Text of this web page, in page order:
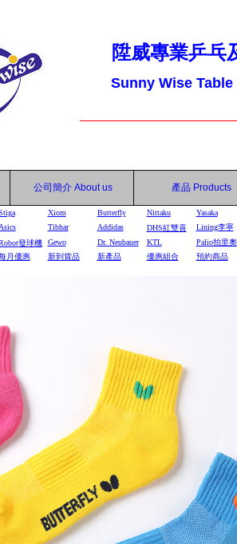
陞威專業乒乓
Sunny Wise
公司簡介 About us 產品 Products
Xiom Butterfly Nittaku
Yasaka
Asics Tibhar Addidas DHS紅雙喜
Lining李寧
發球機 Gewo Dr. Neubauer KTL
Palio拍里奧
月優惠 新到貨品 新產品 優惠組合 預約商品